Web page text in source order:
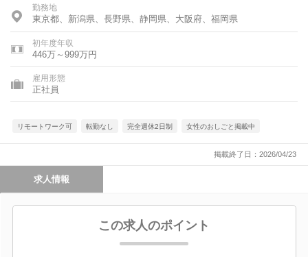
勤務地
東京都、新潟県、長野県、静岡県、大阪府、福岡県
初年度年収
446万～999万円
雇用形態
正社員
リモートワーク可 転勤なし 完全週休2日制 女性のおしごと掲載中
掲載終了日：2026/04/23
求人情報
この求人のポイント